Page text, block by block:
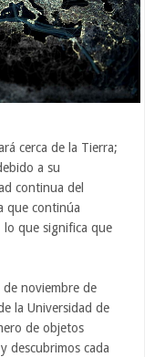
cerca de la Tierra;
a su
continua del
que continúa
lo que significa que
noviembre de
la Universidad de
de objetos
descubrimos cada